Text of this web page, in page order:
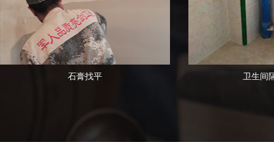
石膏找平 卫生间